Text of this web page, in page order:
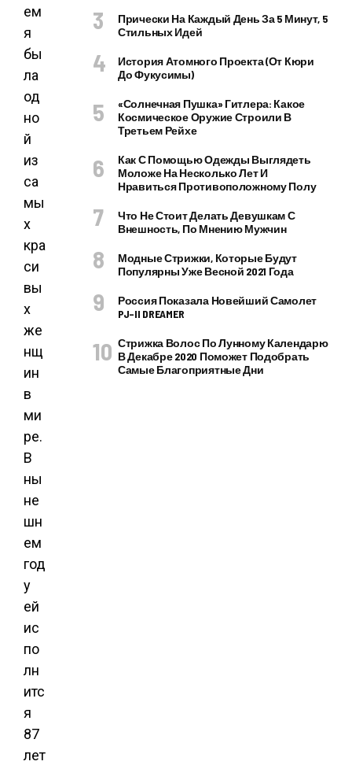
ем
я
бы
ла
од
но
й
из
са
мы
х
кра
си
вы
х
же
нщ
ин
в
ми
ре.
В
ны
не
шн
ем
год
у
ей
ис
по
лн
итс
я
87
лет
Прически На Каждый День За 5 Минут, 5
Стильных Идей
История Атомного Проекта (от Кюри
До Фукусимы)
«Солнечная Пушка» Гитлера: Какое
Космическое Оружие Строили В
Третьем Рейхе
Как С Помощью Одежды Выглядеть
Моложе На Несколько Лет И
Нравиться Противоположному Полу
Что Не Стоит Делать Девушкам С
Внешность, По Мнению Мужчин
Модные Стрижки, Которые Будут
Популярны Уже Весной 2021 Года
Россия Показала Новейший Самолет
PJ–II DREAMER
Стрижка Волос По Лунному Календарю
В Декабре 2020 Поможет Подобрать
Самые Благоприятные Дни